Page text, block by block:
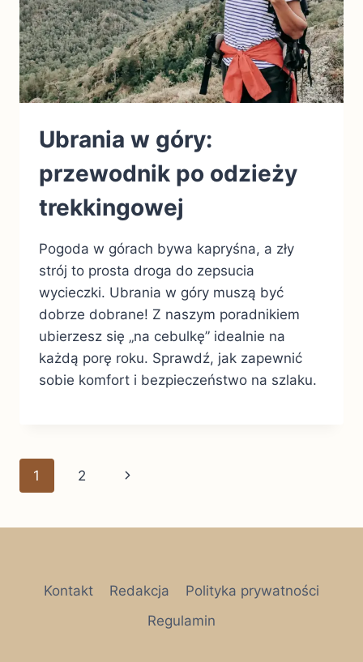
Ubrania w góry:
przewodnik po odzieży
trekkingowej
Pogoda w górach bywa kapryśna, a zły
strój to prosta droga do zepsucia
wycieczki. Ubrania w góry muszą być
dobrze dobrane! Z naszym poradnikiem
ubierzesz się „na cebulkę” idealnie na
każdą porę roku. Sprawdź, jak zapewnić
sobie komfort i bezpieczeństwo na szlaku.
Nawigacja
1 2
Następna
Kontakt Redakcja
Polityka prywatności
Regulamin